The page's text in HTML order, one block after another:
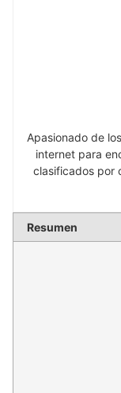
Apasionado de
internet para
clasificados por
Resumen